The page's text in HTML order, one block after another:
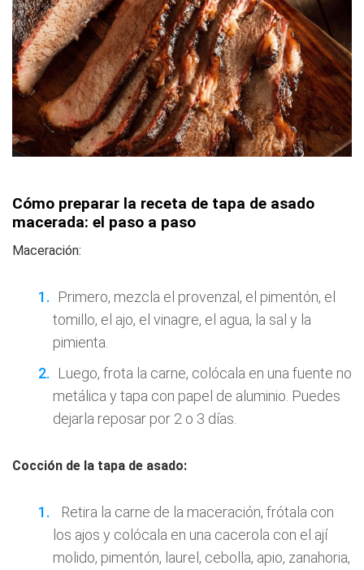
Cómo preparar la receta de tapa de asado
macerada: el paso a paso
Maceración:
Primero, mezcla el provenzal, el pimentón, el
tomillo, el ajo, el vinagre, el agua, la sal y la
pimienta.
Luego, frota la carne, colócala en una fuente no
metálica y tapa con papel de aluminio. Puedes
dejarla reposar por 2 o 3 días.
Cocción de la tapa de asado:
Retira la carne de la maceración, frótala con
los ajos y colócala en una cacerola con el ají
molido, pimentón, laurel, cebolla, apio, zanahoria,